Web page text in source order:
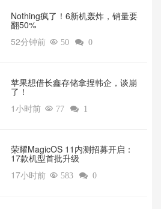
‌Nothing疯了！6新机轰炸，销量要
翻50%‌
52分钟前  50  0
苹果想借长鑫存储拿捏韩企，谈崩
了！
1小时前  77  1
荣耀MagicOS 11内测招募开启：
17款机型首批升级
17小时前  583  0